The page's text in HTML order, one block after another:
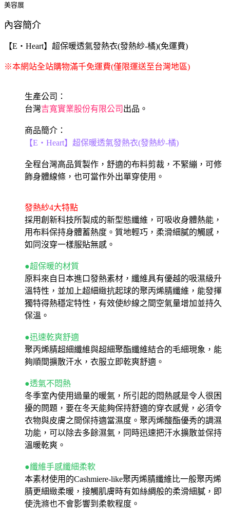
美容展
內容簡介
【E‧Heart】超保暖透氣發熱衣(發熱紗-橘)(免運費)
※本網站全站購物滿千免運費(僅限運送至台灣地區)
生產公司：
台灣吉寬實業股份有限公司 出品。
商品簡介：
【E‧Heart】超保暖透氣發熱衣(發熱紗-橘)
全程台灣高品質製作，舒適的布料剪裁，不緊繃，可修
飾身體線條，也可當作外出單穿使用。
發熱紗4大特點
採用創新科技所製成的新型態纖維，可吸收身體熱能，
用布料保持身體蓄熱度。質地輕巧，柔滑細膩的觸感，
如同沒穿一樣服貼無感。
●超保暖的材質
原料來自日本進口發熱素材，纖維具有優越的吸濕級升
溫特性，並加上超細緻抗起球的聚丙烯腈纖維，能發揮
獨特得熱穩定特性，有效使紗線之間空氣量增加並持久
保溫。
●迅速乾爽舒適
聚丙烯腈超細纖維與超細聚酯纖維結合的毛細現象，能
夠順間擴散汗水，衣服立即乾爽舒適。
●透氣不悶熱
冬季室內使用過量的暖氣，所引起的悶熱感是令人很困
擾的問題，要在冬天能夠保持舒適的穿衣感覺，必須令
衣物與皮膚之間保持適當濕度。聚丙烯酸酯優秀的調濕
功能，可以除去多餘濕氣，同時迅速把汗水擴散並保持
溫暖乾爽。
●纖維手感纖細柔軟
本素材使用的Cashmiere-like聚丙烯腈纖維比一般聚丙烯
腈更細緻柔暖，接觸肌膚時有如絲綢般的柔滑細膩，即
使洗滌也不會影響到柔軟程度。